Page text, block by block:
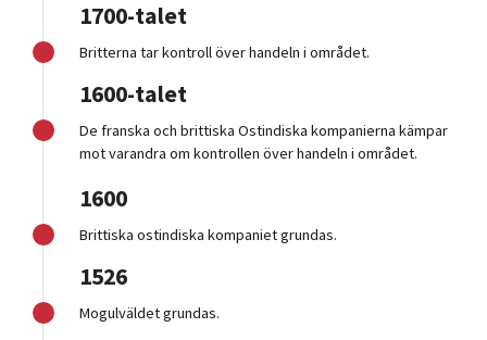
1700-talet
Britterna tar kontroll över handelni området.
1600-talet
De franska och brittiska Ostindiska kompanierna kämpar
mot varandra om kontrollen över handeln i området.
1600
Brittiska ostindiska kompaniet grundas.
1526
Mogulväldet grundas.